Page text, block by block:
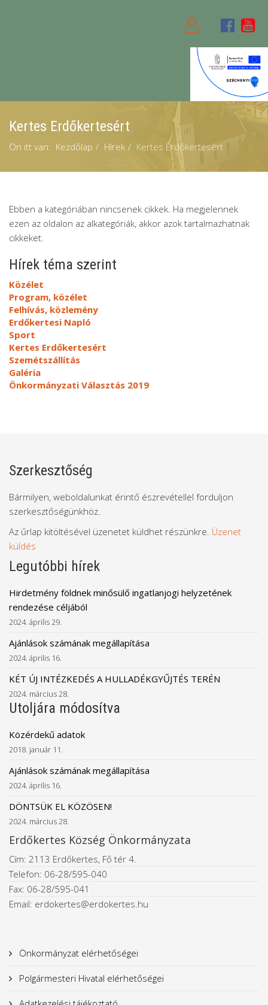
Kertes Erdőkertesért
Ön itt van: Kezdőlap Hírek Kertes Erdőkertesért
Ebben a kategóriában nincsenek cikkek. Ha megjelennek
ezen az oldalon az alkategóriák, akkor azok tartalmazhatnak
cikkeket.
Hírek téma szerint
Közélet
Program, közélet
Felhívás, közlemény
Erdőkertesi Napló
Sport
Kertes Erdőkertesért
Szemétszállítás
Galéria
Önkormányzati Választás 2019
Szerkesztőség
Bármilyen, weboldalunkat érintő észrevétellel forduljon
szerkesztőségünkhöz.
Az űrlap kitöltésével üzenetet küldhet részünkre. Üzenet
küldés
Legutóbbi hírek
Hirdetmény földnek minősülő ingatlanjogi helyzetének
rendezése céljából
2024. április 29.
Ajánlások számának megállapítása
2024. április 16.
KÉT ÚJ INTÉZKEDÉS A HULLADÉKGYŰJTÉS TERÉN
2024. március 28.
Utoljára módosítva
Közérdekű adatok
2018. január 11.
Ajánlások számának megállapítása
2024. április 16.
DÖNTSÜK EL KÖZÖSEN!
2024. március 28.
Erdőkertes Község Önkormányzata
Cím: 2113 Erdőkertes, Fő tér 4.
Telefon: 06-28/595-040
Fax: 06-28/595-041
Email: erdokertes@erdokertes.hu
Önkormányzat elérhetőségei
Polgármesteri Hivatal elérhetőségei